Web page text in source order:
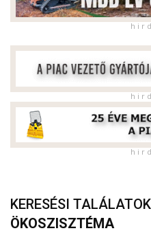
h i r
h i r
h i r
KERESÉSI
ÖKOSZISZTÉMA